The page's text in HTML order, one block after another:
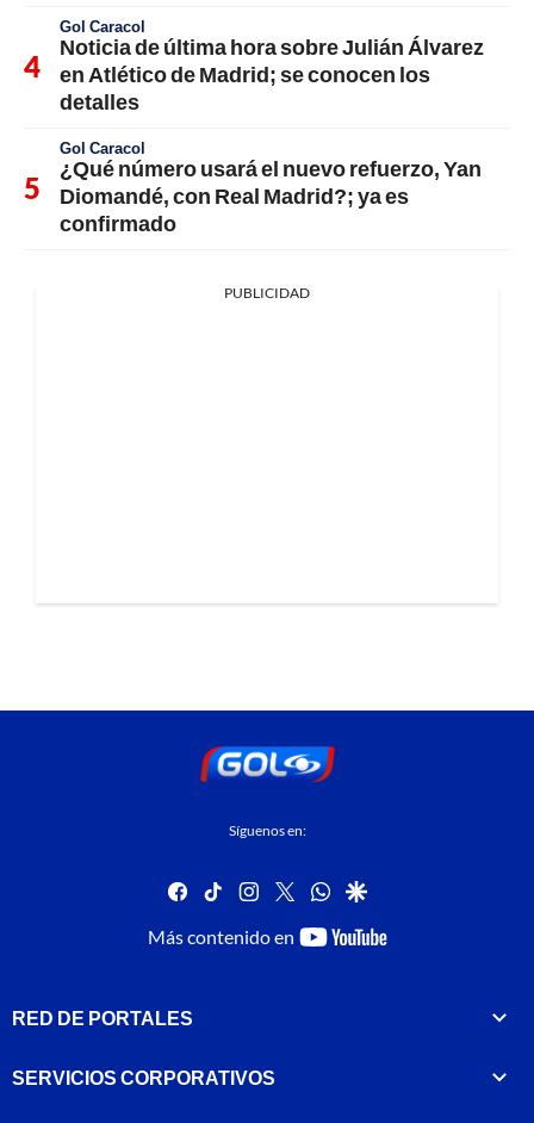
Gol Caracol
Noticia de última hora sobre Julián Álvarez
en Atlético de Madrid; se conocen los
detalles
Gol Caracol
¿Qué número usará el nuevo refuerzo, Yan
Diomandé, con Real Madrid?; ya es
confirmado
PUBLICIDAD
Síguenos en:
facebook
tiktok instagram
twitterwhatsapp
google
Más contenido en
youtube-
RED DE PORTALES
SERVICIOS CORPORATIVOS